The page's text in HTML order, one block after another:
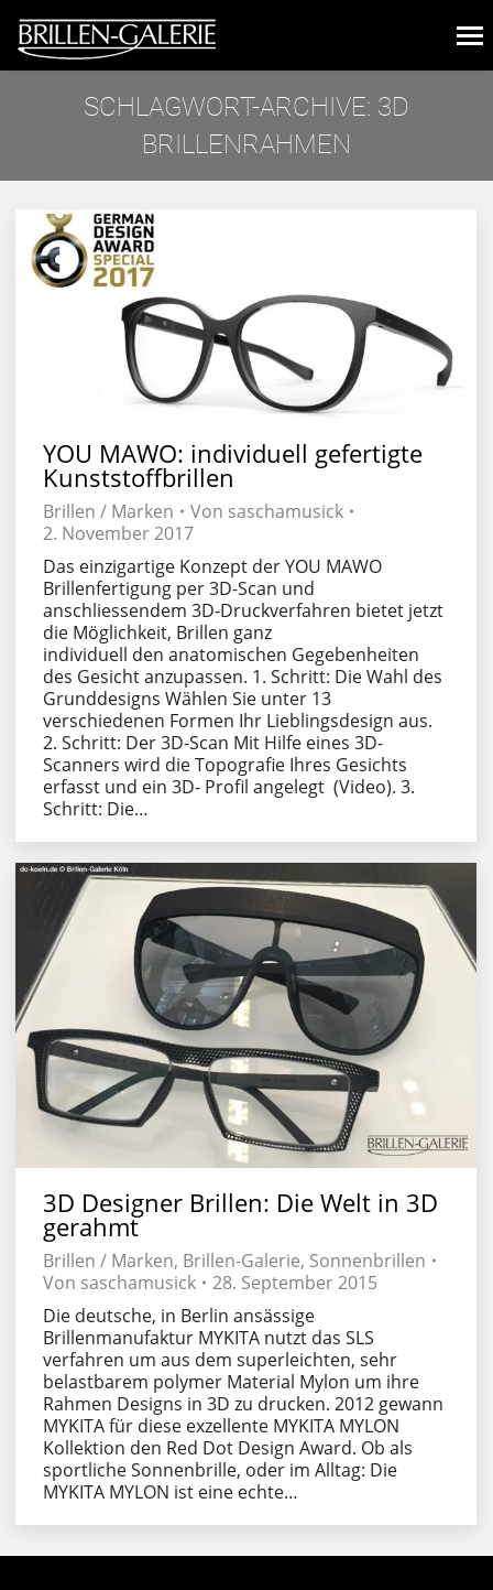
SCHLAGWORT-ARCHIVE: 3D
BRILLENRAHMEN
YOU MAWO: individuell gefertigte
Kunststoffbrillen
Brillen / Marken Von saschamusick
2. November 2017
Das einzigartige Konzept der YOU MAWO
Brillenfertigung per 3D-Scan und
anschliessendem 3D-Druckverfahren bietet jetzt
die Möglichkeit, Brillen ganz
individuell den anatomischen Gegebenheiten
des Gesicht anzupassen. 1. Schritt: Die Wahl des
Grunddesigns Wählen Sie unter 13
verschiedenen Formen Ihr Lieblingsdesign aus.
2. Schritt: Der 3D-Scan Mit Hilfe eines 3D-
Scanners wird die Topografie Ihres Gesichts
erfasst und ein 3D- Profil angelegt (Video). 3.
Schritt: Die…
3D Designer Brillen: Die Welt in 3D
gerahmt
Brillen / Marken, Brillen-Galerie, Sonnenbrillen
Von saschamusick
28. September 2015
Die deutsche, in Berlin ansässige
Brillenmanufaktur MYKITA nutzt das SLS
verfahren um aus dem superleichten, sehr
belastbarem polymer Material Mylon um ihre
Rahmen Designs in 3D zu drucken. 2012 gewann
MYKITA für diese exzellente MYKITA MYLON
Kollektion den Red Dot Design Award. Ob als
sportliche Sonnenbrille, oder im Alltag: Die
MYKITA MYLON ist eine echte…